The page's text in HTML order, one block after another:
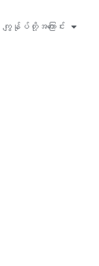
ကျွန်ုပ်တို့အကြောင်း